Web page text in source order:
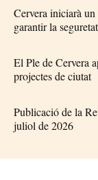
Cervera iniciarà un
garantir la
El Ple de Cervera
projectes de ciutat
Publicació de la
juliol de 2026